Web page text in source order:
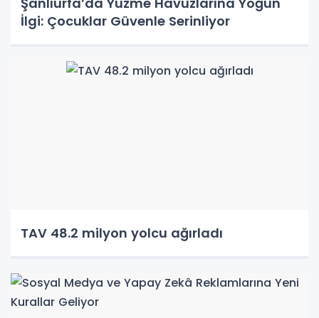
İlgi: Çocuklar Güvenle Serinliyor
TAV 48.2 milyon yolcu ağırladı